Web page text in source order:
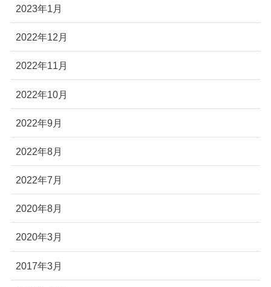
2023年1月
2022年12月
2022年11月
2022年10月
2022年9月
2022年8月
2022年7月
2020年8月
2020年3月
2017年3月